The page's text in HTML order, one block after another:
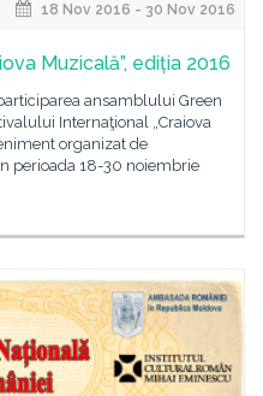
18 Nov 2016 - 30 Nov 2016
Muzicală”, ediția 2016
ansamblului Green
Internaţional „Craiova
organizat de
perioada 18-30 noiembrie